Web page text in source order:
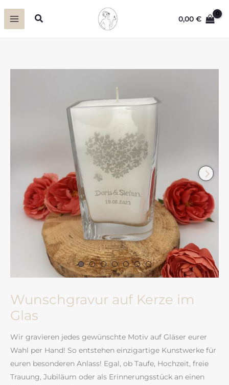
Inhalt
Suchen 0,00€
Wunschgravur auf Kerze im
Glas
Wir gravieren jedes gewünschte Motiv auf Gläser eurer
Wahl per Hand! So entstehen einzigartige Kunstwerke für
euren besonderen Anlass! Egal, ob Taufe, Hochzeit, freie
Trauung, Jubiläum oder als Erinnerungsstück an einen